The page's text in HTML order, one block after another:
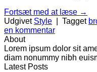
Fortsæt med at læse →
Udgivet Style Tagget
en kommentar
About
Lorem ipsum dolor sit
diam nonummy nibh
Latest Posts